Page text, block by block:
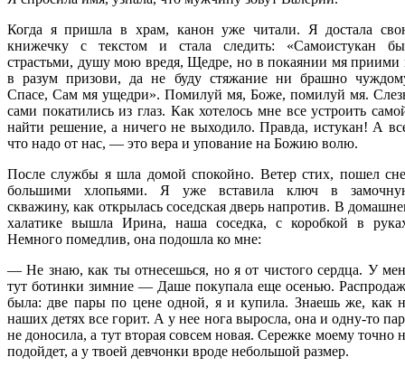
Когда я пришла в храм, канон уже читали. Я достала
книжечку с текстом и стала следить: «Самоистукан
страстьми, душу мою вредя, Щедре, но в покаянии мя приими
в разум призови, да не буду стяжание ни брашно
Спасе, Сам мя ущедри». Помилуй мя, Боже, помилуй мя.
сами покатились из глаз. Как хотелось мне все устроить
найти решение, а ничего не выходило. Правда, истукан! А
что надо от нас, — это вера и упование на Божию волю.
После службы я шла домой спокойно. Ветер стих, пошел
большими хлопьями. Я уже вставила ключ в
скважину, как открылась соседская дверь напротив. В
халатике вышла Ирина, наша соседка, с коробкой в
Немного помедлив, она подошла ко мне:
— Не знаю, как ты отнесешься, но я от чистого сердца. У
тут ботинки зимние — Даше покупала еще осенью.
была: две пары по цене одной, я и купила. Знаешь же, как
наших детях все горит. А у нее нога выросла, она и одну-то
не доносила, а тут вторая совсем новая. Сережке моему точно
подойдет, а у твоей девчонки вроде небольшой размер.